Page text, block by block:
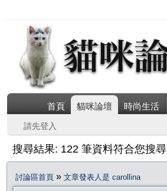
首頁 貓咪論壇 時尚生活
請先登入
搜尋結果: 122 筆資料符合您搜
討論區首頁 » 文章發表人是 carollina